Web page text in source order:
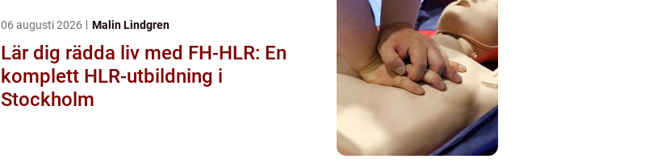
06 augusti 2026 Malin Lindgren
Lär dig rädda liv med FH-HLR: En
komplett HLR-utbildning i
Stockholm